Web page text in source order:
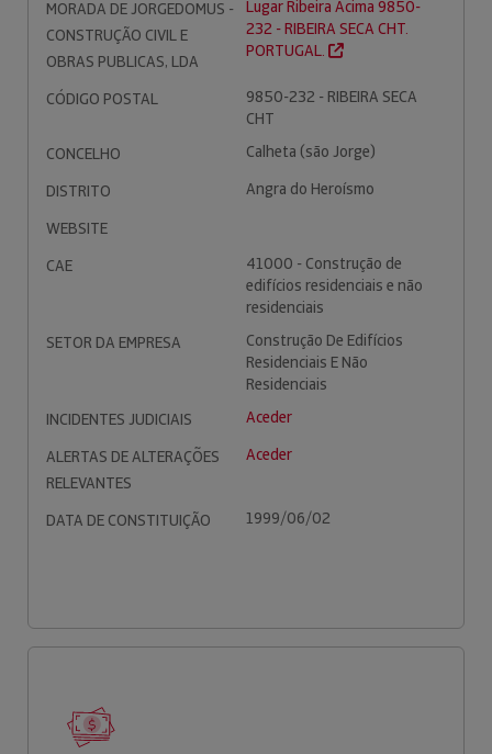
MORADA DE JORGEDOMUS -
CONSTRUÇÃO CIVIL E
OBRAS PUBLICAS, LDA
Lugar Ribeira Acima 9850-
232 - RIBEIRA SECA CHT.
PORTUGAL.
CÓDIGO POSTAL
9850-232 - RIBEIRA SECA
CHT
CONCELHO
Calheta (são Jorge)
DISTRITO
Angra do Heroísmo
WEBSITE
CAE
41000 - Construção de
edifícios residenciais e não
residenciais
SETOR DA EMPRESA
Construção De Edifícios
Residenciais E Não
Residenciais
INCIDENTES JUDICIAIS
Aceder
ALERTAS DE ALTERAÇÕES
RELEVANTES
Aceder
DATA DE CONSTITUIÇÃO 1999/06/02